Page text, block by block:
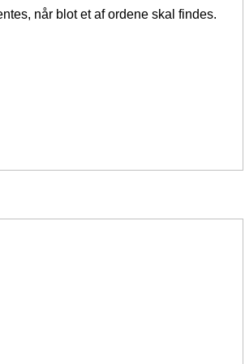
når blot et af ordene skal findes.